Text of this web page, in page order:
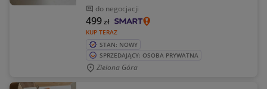
do negocjacji
KUP TERAZ
499zł
STAN: NOWY
SPRZEDAJĄCY: OSOBA PRYWATNA
Zielona Góra